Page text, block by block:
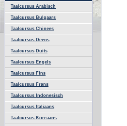
Taalcursus Arabisch
Taalcursus Bulgaars
Taalcursus Chinees
Taalcursus Deens
Taalcursus Duits
Taalcursus Engels
Taalcursus Fins
Taalcursus Frans
Taalcursus Indonesisch
Taalcursus Italiaans
Taalcursus Koreaans